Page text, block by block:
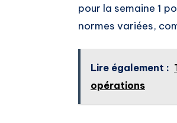
pour la semaine 1
normes variées,
Lire également :
opérations